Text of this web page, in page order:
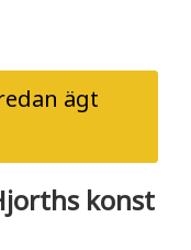
ägt
konst